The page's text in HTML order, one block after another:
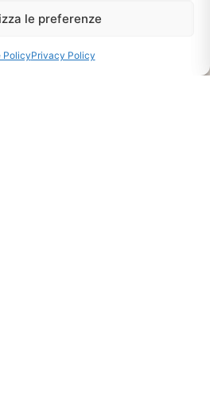
le preferenze
PolicyPrivacy Policy
E
Sul Prodotto